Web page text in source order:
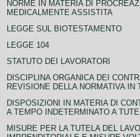
NORME IN MATERIA DI
MEDICALMENTE ASSISTITA
LEGGE SUL BIOTESTAMENTO
LEGGE 104
STATUTO DEI LAVORATORI
DISCIPLINA ORGANICA DEI
REVISIONE DELLA NORMATIVA IN
DISPOSIZIONI IN MATERIA DI
A TEMPO INDETERMINATO A
MISURE PER LA TUTELA DEL